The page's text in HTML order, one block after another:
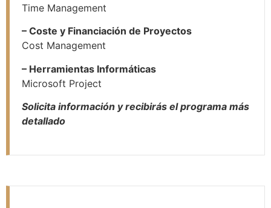
Time Management
– Coste y Financiación de Proyectos
Cost Management
– Herramientas Informáticas
Microsoft Project
Solicita información y recibirás el programa más
detallado